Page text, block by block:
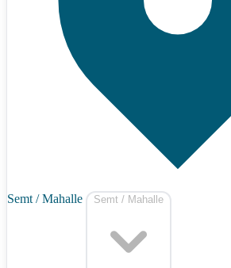
Semt / Mahalle Semt / Mahalle